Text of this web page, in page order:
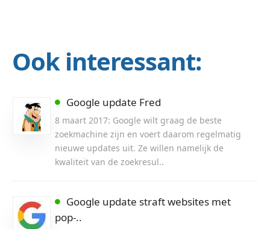
Ook interessant:
Google update Fred
8 maart 2017: Google wilt graag de beste
zoekmachine zijn en voert daarom regelmatig
nieuwe updates uit. Ze willen namelijk de
kwaliteit van de zoekresul..
Google update straft websites met
pop-..